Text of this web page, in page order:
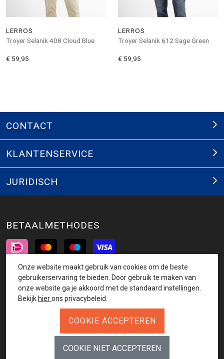
LERROS
Troyer Selanik 408 Cloud Blue
€ 59,95
LERROS
Troyer Selanik 612 Sage Green
€ 59,95
CONTACT
KLANTENSERVICE
JURIDISCH
BETAALMETHODES
INSCHRIJVEN NIEUWSBRIEF
Onze website maakt gebruik van cookies om de beste
gebruikerservaring te bieden. Door gebruik te maken van
onze website ga je akkoord met de standaard instellingen.
Bekijk hierons privacybeleid.